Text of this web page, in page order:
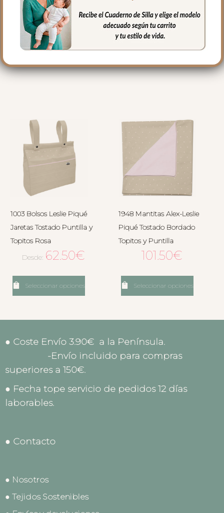
PRODUCTOS
RELACIONADOS
1003 Bolsos Leslie Piqué
Jaretas Tostado Puntilla y
Topitos Rosa
Desde: 62.50€
Seleccionar opciones
1948 Mantitas Alex-Leslie
Piqué Tostado Bordado
Topitos y Puntilla
101.50€
Seleccionar opciones
● Coste Envío 3.90€ a la Península.
-Envío incluido para compras
superiores a 150€.
● Fecha tope servicio de pedidos 12 días
laborables.
● Contacto
● Nosotros
● Tejidos Sostenibles